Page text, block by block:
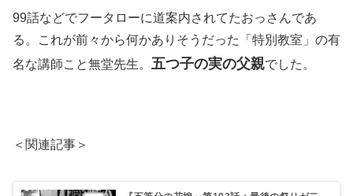
99話などでフータローに道案内されてたおっさんであ
る。これが前々から何かありそうだった「特別教室」の有
名な講師こと無堂先生。 五つ子の実の父親でした。
＜関連記事＞